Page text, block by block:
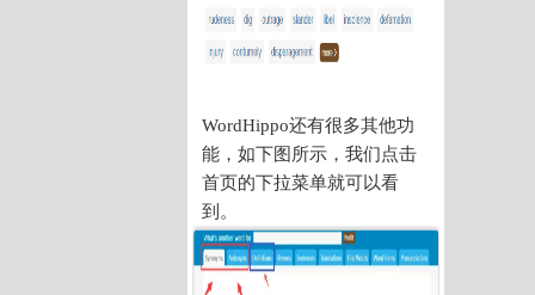
WordHippo还有很多其他功
能，如下图所示，我们点击
首页的下拉菜单就可以看
到。